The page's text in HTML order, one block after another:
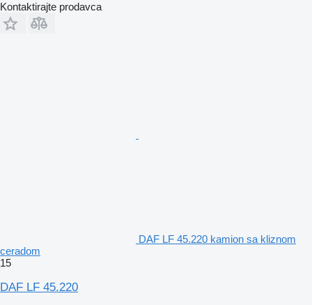
Kontaktirajte prodavca
DAF LF 45.220 kamion sa kliznom
ceradom
15
DAF LF 45.220